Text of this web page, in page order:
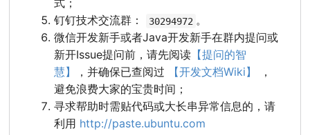
式；
钉钉技术交流群：
30294972 。
微信开发新手或者Java开发新手在群内提问或
新开Issue提问前，请先阅读 【提问的智
慧】
，并确保已查阅过 【开发文档Wiki】
，
避免浪费大家的宝贵时间；
寻求帮助时需贴代码或大长串异常信息的，请
利用 http://paste.ubuntu.com